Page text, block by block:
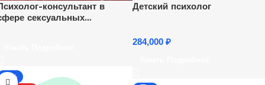
консультант в
сексуальных
Детский психолог
284,000 ₽
-17%